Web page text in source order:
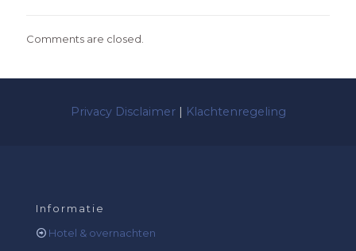
Comments are closed.
Privacy Disclaimer| Klachtenregeling
Informatie
Hotel & overnachten